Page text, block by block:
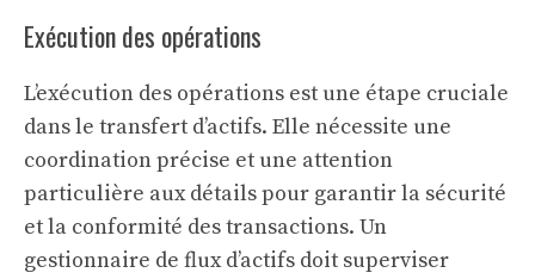
Exécution des opérations
L’exécution des opérations est une étape cruciale
dans le transfert d’actifs. Elle nécessite une
coordination précise et une attention
particulière aux détails pour garantir la sécurité
et la conformité des transactions. Un
gestionnaire de flux d’actifs doit superviser